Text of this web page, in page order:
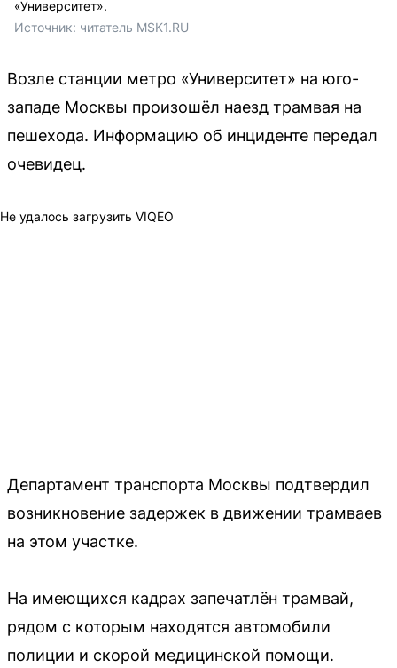
«Университет».
Источник: читатель MSK1.RU
Возле станции метро «Университет» на юго-
западе Москвы произошёл наезд трамвая на
пешехода. Информацию об инциденте передал
очевидец.
Не удалось загрузить VIQEO
Департамент транспорта Москвы подтвердил
возникновение задержек в движении трамваев
на этом участке.
На имеющихся кадрах запечатлён трамвай,
рядом с которым находятся автомобили
полиции и скорой медицинской помощи.